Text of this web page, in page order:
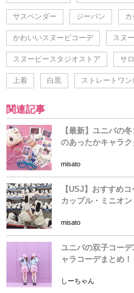
サスペンダー ジーパン カ
かわいいスヌーピコーデ スヌ
スヌーピースタジオストア サ
上着 白黒 ストレートワン
関連記事
【最新】ユニバの
のあったかキャラ
misato
【USJ】おすすめ
カップル・ミニオ
misato
ユニバの双子コー
ャラコーデまとめ！
しーちゃん